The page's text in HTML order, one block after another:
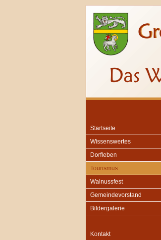
Startseite
Wissenswertes
Dorfleben
Tourismus
Walnussfest
Gemeindevorstand
Bildergalerie
Kontakt